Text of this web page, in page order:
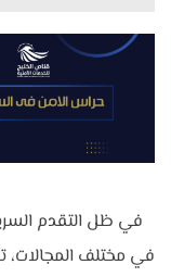
في ظل التقدم
في مختلف المجالات،